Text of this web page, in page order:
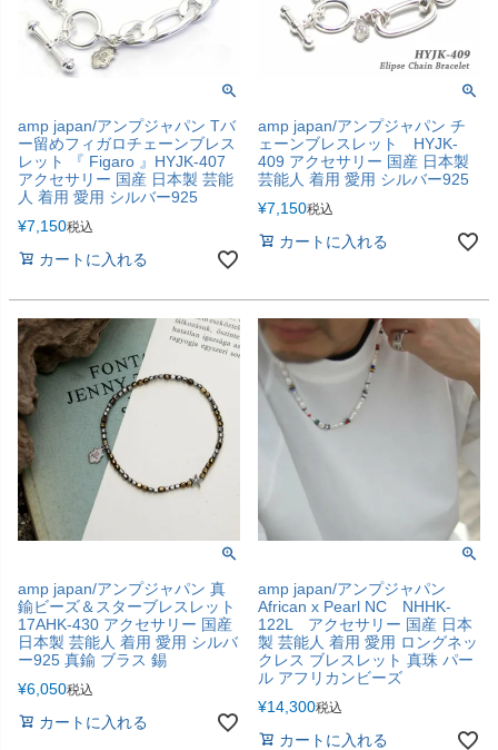
amp japan/アンプジャパン Tバ
ー留めフィガロチェーンブレス
レット 『 Figaro 』HYJK-407
アクセサリー 国産 日本製 芸能
人 着用 愛用 シルバー925
¥7,150税込
カートに入れる
amp japan/アンプジャパン チ
ェーンブレスレット HYJK-
409 アクセサリー 国産 日本製
芸能人 着用 愛用 シルバー925
¥7,150税込
カートに入れる
amp japan/アンプジャパン 真
鍮ビーズ＆スターブレスレット
17AHK-430 アクセサリー 国産
日本製 芸能人 着用 愛用 シルバ
ー925 真鍮 ブラス 錫
¥6,050税込
カートに入れる
amp japan/アンプジャパン
African x Pearl NC NHHK-
122L アクセサリー 国産 日本
製 芸能人 着用 愛用 ロングネッ
クレス ブレスレット 真珠 パー
ル アフリカンビーズ
¥14,300税込
カートに入れる